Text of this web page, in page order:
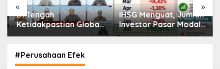
« »
Di Tengah
Ketidakpastian Global,
OJK Pastikan
Keuangan Tetap
Terjaga
IHSG Menguat, Jumlah
Investor Pasar Modal
Tembus 30 Juta per
#Perusahaan Efek